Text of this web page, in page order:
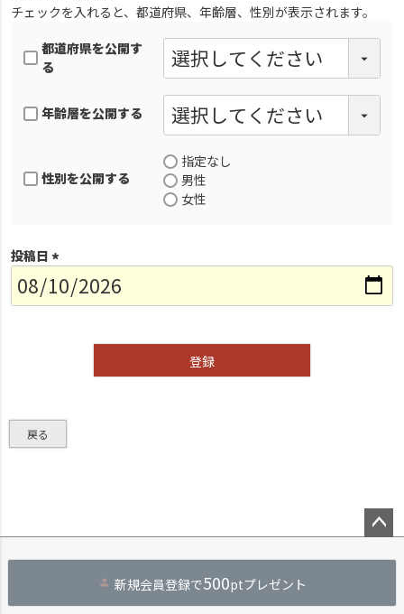
チェックを入れると、都道府県、年齢層、性別が表示されます。
都道府県を公開す
る
年齢層を公開する
性別を公開する
指定なし
男性
女性
投稿日
(
必
登録
戻る
ジト
へ
新規会員登録で500ptプレゼント